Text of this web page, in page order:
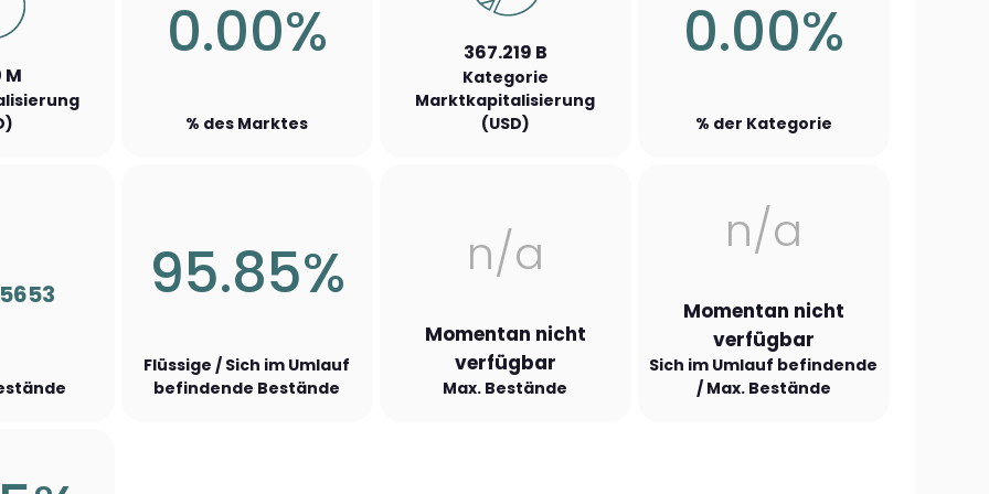
M
0.00%
% des Marktes
367.219 B
Kategorie
Marktkapitalisierung
(USD)
0.00%
% der Kategorie
95.85%
Flüssige / Sich im Umlauf
befindende Bestände
n/a
Momentan nicht
verfügbar
Max. Bestände
n/a
Momentan nicht
verfügbar
Sich im Umlauf befindende
/ Max. Bestände